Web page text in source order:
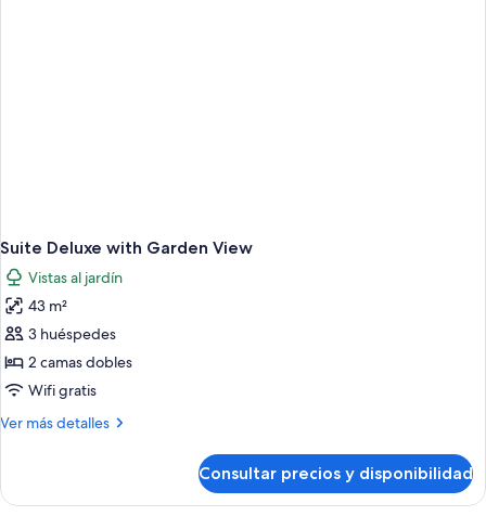
Suite Deluxe with Garden View
Vistas al jardín
43 m²
3 huéspedes
2 camas dobles
Wifi gratis
Ver más detalles
Más
Deluxe
Consultar precios y disponibilidad